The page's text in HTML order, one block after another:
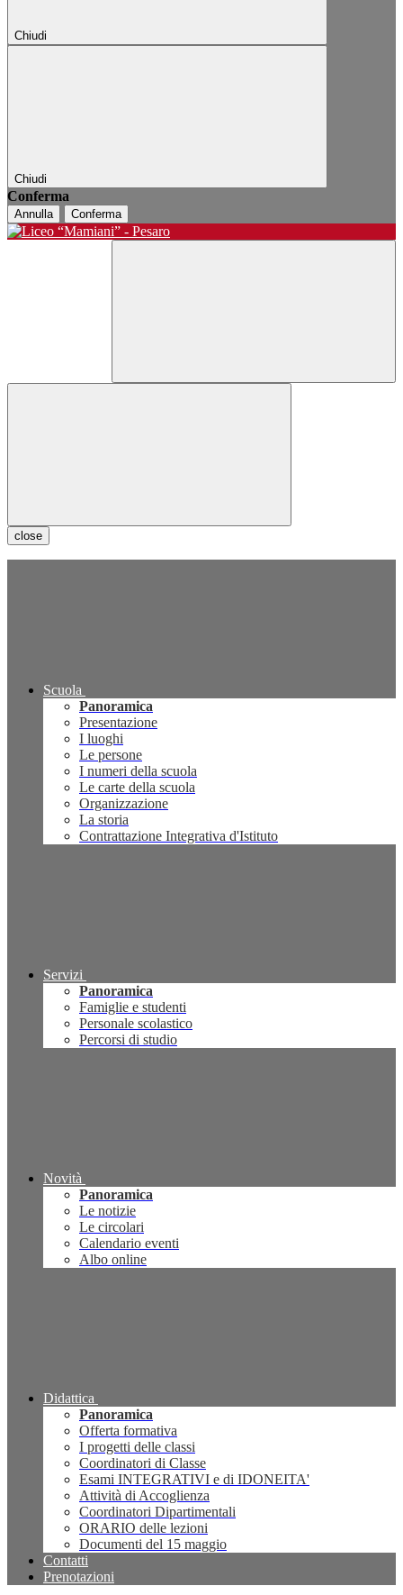
Chiudi
Chiudi
Conferma
Annulla Conferma
close
Scuola
Panoramica
Presentazione
I luoghi
Le persone
I numeri della scuola
Le carte della scuola
Organizzazione
La storia
Contrattazione Integrativa d'Istituto
Servizi
Panoramica
Famiglie e studenti
Personale scolastico
Percorsi di studio
Novità
Panoramica
Le notizie
Le circolari
Calendario eventi
Albo online
Didattica
Panoramica
Offerta formativa
I progetti delle classi
Coordinatori di Classe
Esami INTEGRATIVI e di IDONEITA'
Attività di Accoglienza
Coordinatori Dipartimentali
ORARIO delle lezioni
Documenti del 15 maggio
Contatti
Prenotazioni